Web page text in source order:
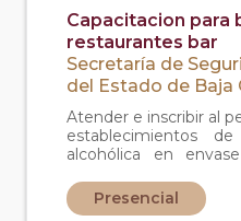
Capacitacion para
restaurantes bar
Secretaría de
del Estado de Baja
Atender e inscribir al
establecimientos
alcohólica en
una vez que
por el Instituto.
Presencial